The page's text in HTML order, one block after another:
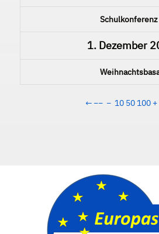
1. Dezember
← −− − 10 50 100 +